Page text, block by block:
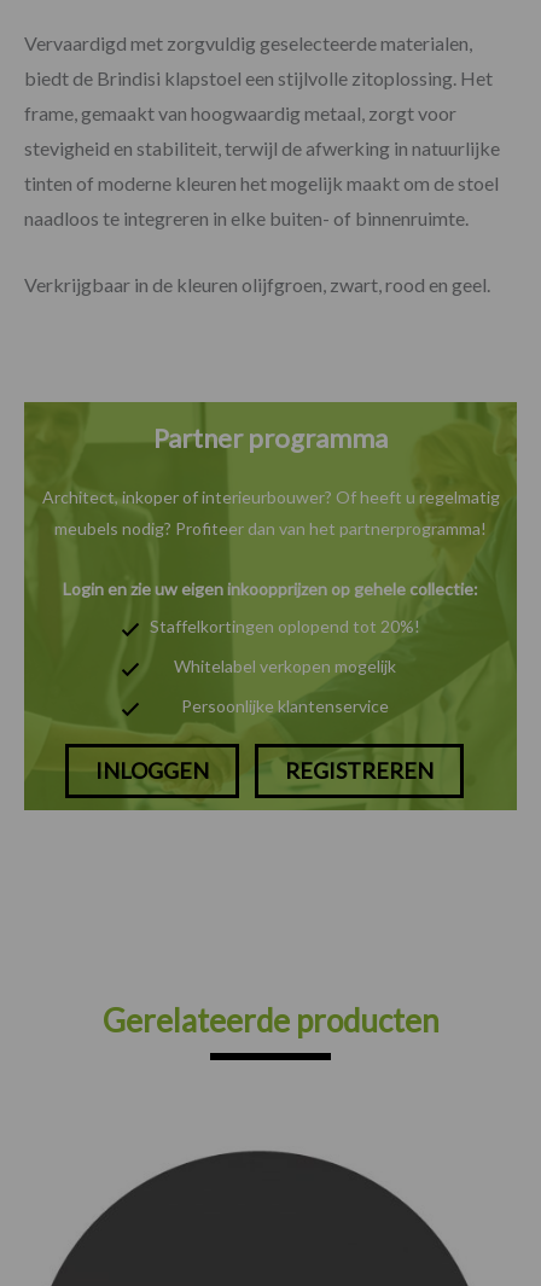
Vervaardigd met zorgvuldig geselecteerde materialen,
biedt de Brindisi klapstoel een stijlvolle zitoplossing. Het
frame, gemaakt van hoogwaardig metaal, zorgt voor
stevigheid en stabiliteit, terwijl de afwerking in natuurlijke
tinten of moderne kleuren het mogelijk maakt om de stoel
naadloos te integreren in elke buiten- of binnenruimte.
Verkrijgbaar in de kleuren olijfgroen, zwart, rood en geel.
Partner programma
Architect, inkoper of interieurbouwer? Of heeft u regelmatig
meubels nodig? Profiteer dan van het partnerprogramma!
Login en zie uw eigen inkoopprijzen op gehele collectie:
Staffelkortingen oplopend tot 20%!
Whitelabel verkopen mogelijk
Persoonlijke klantenservice
INLOGGEN REGISTREREN
Gerelateerde producten
Prijsklasse:
€75.00